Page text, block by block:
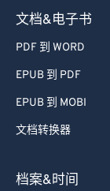
文档&电子书
PDF 到 WORD
EPUB 到 PDF
EPUB 到 MOBI
文档转换器
档案&时间